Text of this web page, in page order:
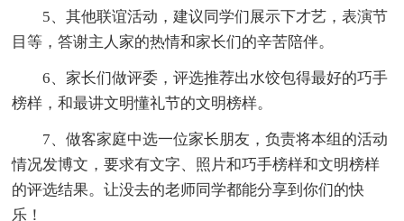
5、其他联谊活动，建议同学们展示下才艺，表演节
目等，答谢主人家的热情和家长们的辛苦陪伴。
6、家长们做评委，评选推荐出水饺包得最好的巧手
榜样，和最讲文明懂礼节的文明榜样。
7、做客家庭中选一位家长朋友，负责将本组的活动
情况发博文，要求有文字、照片和巧手榜样和文明榜样
的评选结果。让没去的老师同学都能分享到你们的快
乐！